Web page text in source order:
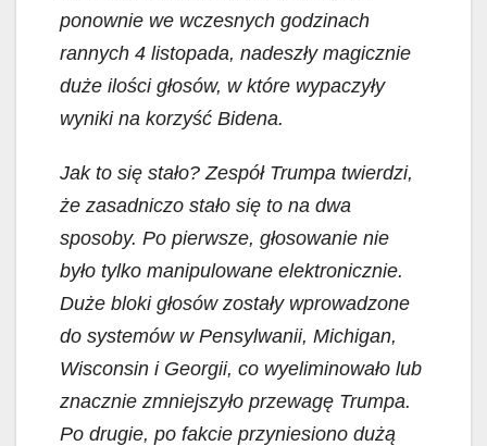
ponownie we wczesnych godzinach
rannych 4 listopada, nadeszły magicznie
duże ilości głosów, w które wypaczyły
wyniki na korzyść Bidena.
Jak to się stało? Zespół Trumpa twierdzi,
że zasadniczo stało się to na dwa
sposoby. Po pierwsze, głosowanie nie
było tylko manipulowane elektronicznie.
Duże bloki głosów zostały wprowadzone
do systemów w Pensylwanii, Michigan,
Wisconsin i Georgii, co wyeliminowało lub
znacznie zmniejszyło przewagę Trumpa.
Po drugie, po fakcie przyniesiono dużą